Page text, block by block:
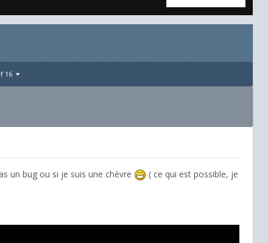
16
un bug ou si je suis une chèvre
( ce qui est possible, je